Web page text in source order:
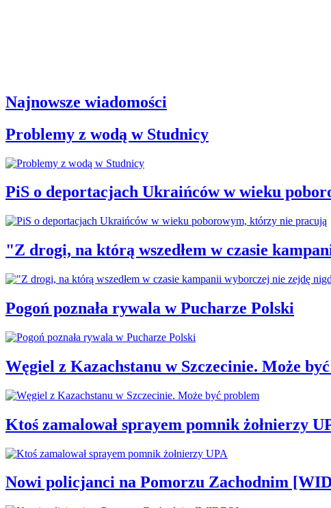
Najnowsze wiadomości
Problemy z wodą w Studnicy
PiS o deportacjach Ukraińców w wieku
"Z drogi, na którą wszedłem w czasie
Pogoń poznała rywala w Pucharze Polski
Węgiel z Kazachstanu w Szczecinie. Może
Ktoś zamalował sprayem pomnik żołnierzy
Nowi policjanci na Pomorzu Zachodnim